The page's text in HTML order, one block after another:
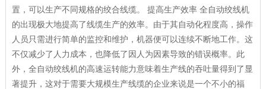
置，可以生产不同规格的绞合线缆。 提高生产效率 全自动绞线机
的出现极大地提高了线缆生产的效率。由于其自动化程度高，操作
人员只需进行简单的监控和维护，机器便可以连续不断地工作。这
不仅减少了人力成本，也降低了因人为因素导致的错误概率。此
外，全自动绞线机的高速运转能力意味着生产线的吞吐量得到了显
著提升，这对于需要大规模生产线缆的企业来说是一个不小的福